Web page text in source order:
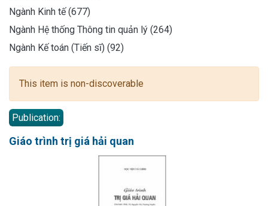
Ngành Kinh tế (677)
Ngành Hệ thống Thông tin quản lý (264)
Ngành Kế toán (Tiến sĩ) (92)
This item is non-discoverable
Publication:
Giáo trình trị giá hải quan